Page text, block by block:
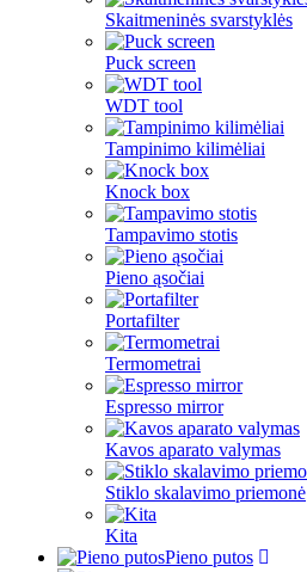
Skaitmeninės svarstyklės
Puck screen
WDT tool
Tampinimo kilimėliai
Knock box
Tampavimo stotis
Pieno ąsočiai
Portafilter
Termometrai
Espresso mirror
Kavos aparato valymas
Stiklo skalavimo priemonė
Kita
Pieno putos